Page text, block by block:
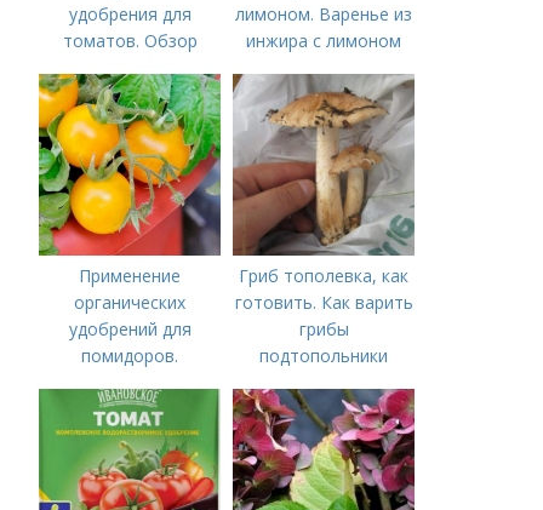
удобрения для
томатов. Обзор
удобрений для
томатов: правила
внесения в почву
лимоном. Варенье из
инжира с лимоном
Применение
органических
удобрений для
помидоров.
удобрения для
томатов
Гриб тополевка, как
готовить. Как варить
грибы
подтопольники